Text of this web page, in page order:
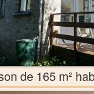
de 165 m²